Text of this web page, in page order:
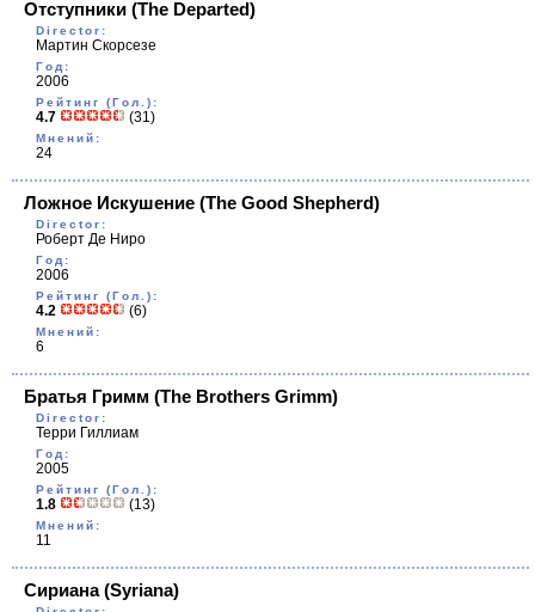
Отступники (The Departed)
Director:
Мартин Скорсезе
Год:
2006
Рейтинг (Гол.):
4.7 (31)
Мнений:
24
Ложное Искушение (The Good Shepherd)
Director:
Роберт Де Ниро
Год:
2006
Рейтинг (Гол.):
4.2 (6)
Мнений:
6
Братья Гримм (The Brothers Grimm)
Director:
Терри Гиллиам
Год:
2005
Рейтинг (Гол.):
1.8 (13)
Мнений:
11
Сириана(Syriana)